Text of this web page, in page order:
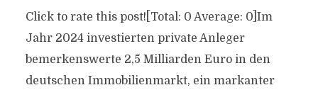
Click to rate this post![Total: 0 Average: 0]Im
Jahr 2024 investierten private Anleger
bemerkenswerte 2,5 Milliarden Euro in den
deutschen Immobilienmarkt, ein markanter